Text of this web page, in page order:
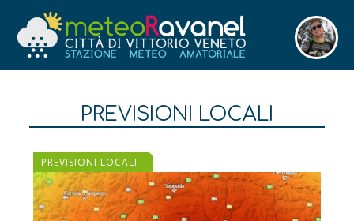
PREVISIONI LOCALI
PREVISIONI LOCALI